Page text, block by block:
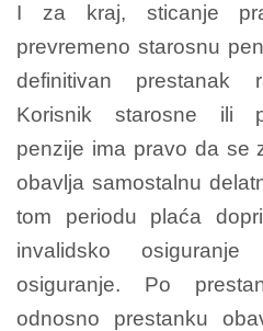
I za kraj, sticanje
prevremeno starosnu
definitivan prestanak
Korisnik starosne ili
penzije ima pravo da se
obavlja samostalnu
tom periodu plaća
invalidsko
osiguranje. Po
odnosno prestanku